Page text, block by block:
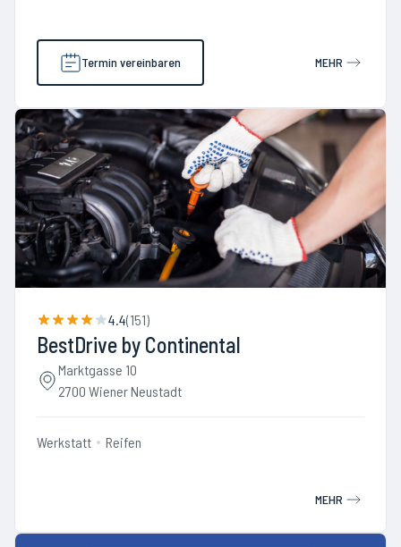
Termin vereinbaren MEHR
4.4(151)
BestDrive by Continental
Marktgasse 10
2700 Wiener Neustadt
Werkstatt Reifen
MEHR